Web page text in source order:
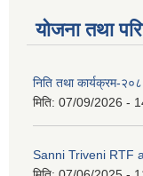
योजना तथा
निति तथा कार्यक्रम-
मिति: 07/09/2026 -
Sanni Triveni RTF